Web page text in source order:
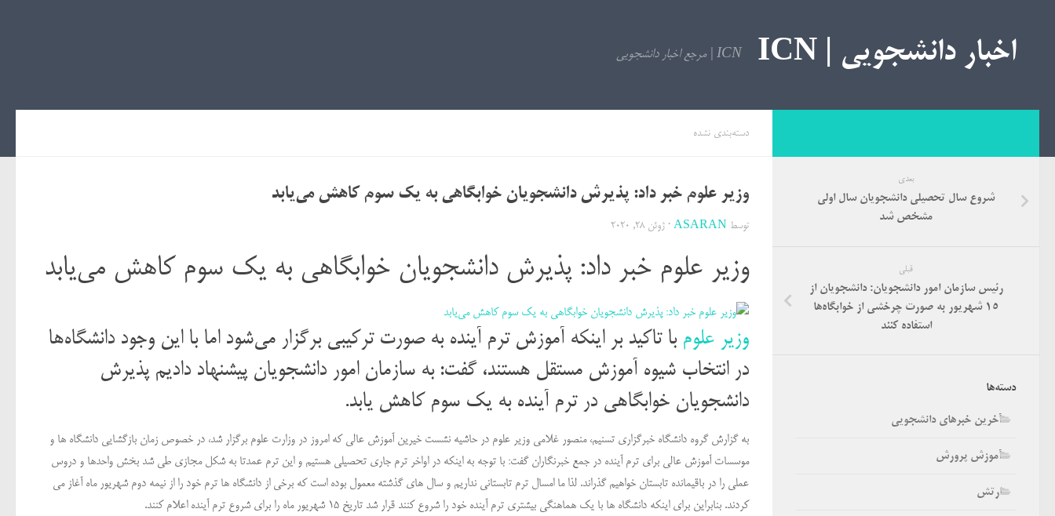
اخبار دانشجویی | ICN ICN | مرجع اخبار دانشجویی
دسته‌بندی نشده
وزیر علوم خبر داد: پذیرش دانشجویان خوابگاهی به یک سوم کاهش می‌یابد
توسط ASARAN
· ژوئن 28, 2020
وزیر علوم خبر داد: پذیرش دانشجویان خوابگاهی به یک سوم کاهش می‌یابد
وزیر علوم با تاکید بر اینکه آموزش ترم آینده به صورت ترکیبی برگزار می‌شود اما با این وجود دانشگاه‌ها
در انتخاب شیوه آموزش مستقل هستند، گفت: به سازمان امور دانشجویان پیشنهاد دادیم پذیرش
دانشجویان خوابگاهی در ترم آینده به یک سوم کاهش یابد.
به گزارش گروه دانشگاه خبرگزاری تسنیم، منصور غلامی وزیر علوم در حاشیه نشست خیرین آموزش عالی که امروز در وزارت علوم برگزار شد، در خصوص زمان بازگشایی دانشگاه ها و
موسسات آموزش عالی برای ترم آینده در جمع خبرنگاران گفت: با توجه به اینکه در اواخر ترم جاری تحصیلی هستیم و این ترم عمدتا به شکل مجازی طی شد بخش واحدها و دروس
عملی را در باقیمانده تابستان خواهیم گذراند. لذا ما امسال ترم تابستانی نداریم و سال های گذشته معمول بوده است که برخی از دانشگاه ها ترم خود را از نیمه دوم شهریور ماه آغاز می
کردند. بنابراین برای اینکه دانشگاه ها با یک هماهنگی بیشتری ترم آینده خود را شروع کنند قرار شد تاریخ 15 شهریور ماه را برای شروع ترم آینده اعلام کنند.
بعدی
شروع سال‌ تحصیلی دانشجویان سال ‌اولی
مشخص شد
قبلی
رئیس سازمان امور دانشجویان: دانشجویان از
۱۵ شهریور به صورت چرخشی از خوابگاه‌ها
استفاده کنند
دسته‌ها
آخرین خبرهای دانشجویی
آموزش پرورش
ارتش